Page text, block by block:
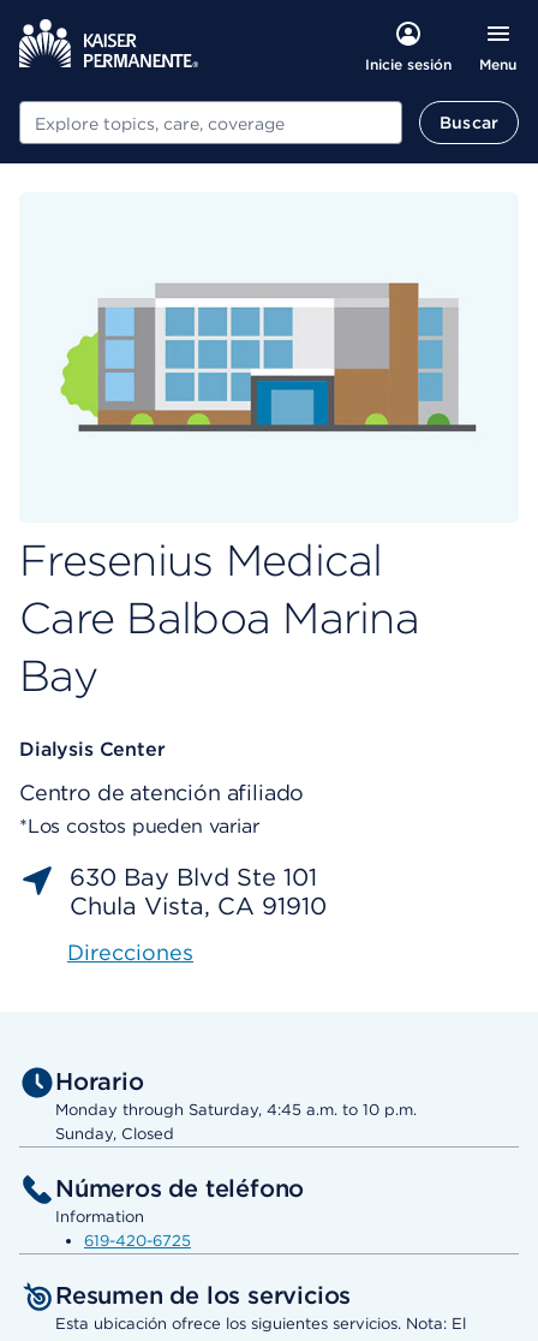
Inicie sesión Menu
Buscar Buscar
Fresenius Medical
Care Balboa Marina
Bay
Dialysis Center
Centro de atención afiliado
*Los costos pueden variar
630 Bay Blvd Ste 101
Chula Vista, CA 91910
Direcciones
Horario
Monday through Saturday, 4:45 a.m. to 10 p.m.
Sunday, Closed
Números de teléfono
Information
619-420-6725
Resumen de los servicios
Esta ubicación ofrece los siguientes servicios. Nota: El